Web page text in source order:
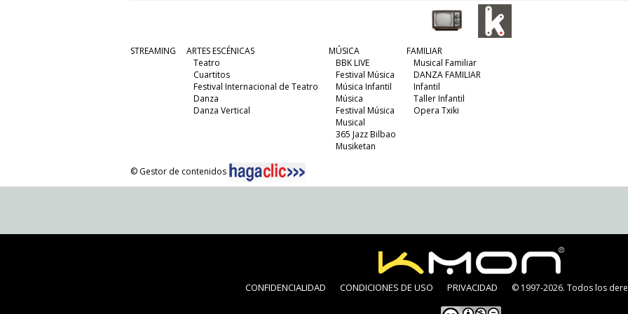
STREAMING
ARTES ESCÉNICAS
Teatro
Cuartitos
Festival Internacional de Teatro
Danza
Danza Vertical
MÚSICA
BBK LIVE
Festival Música
Música Infantil
Música
Festival Música
Musical
365 Jazz Bilbao
Musiketan
FAMILIAR
Musical Familiar
DANZA FAMILIAR
Infantil
Taller Infantil
Opera Txiki
© Gestor de contenidos
CONFIDENCIALIDAD CONDICIONES DE USO PRIVACIDAD © 1997-2026. Todos los